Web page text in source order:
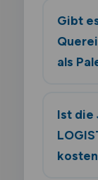
Gibt
als
Ist die